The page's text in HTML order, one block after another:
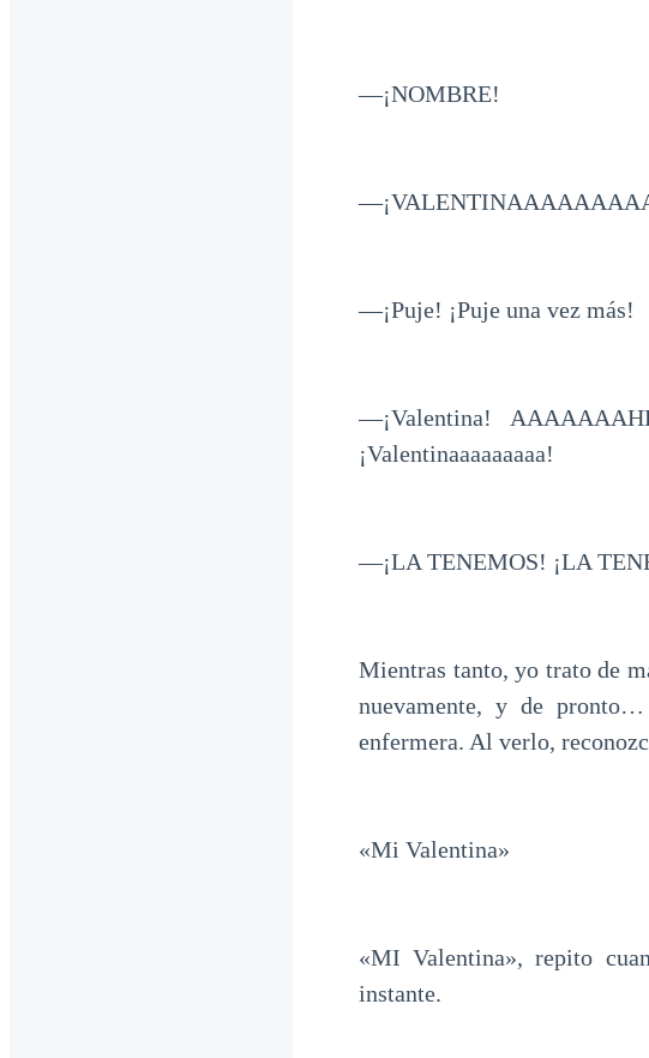
—¡NOMBRE!
—¡Puje! ¡Puje una vez más!
—¡Valentina!
¡Valentinaaaaaaaaa!
—¡LA TENEMOS! ¡LA
Mientras tanto, yo trato de
nuevamente, y de
enfermera. Al verlo,
«Mi Valentina»
«MI Valentina», repito
instante.